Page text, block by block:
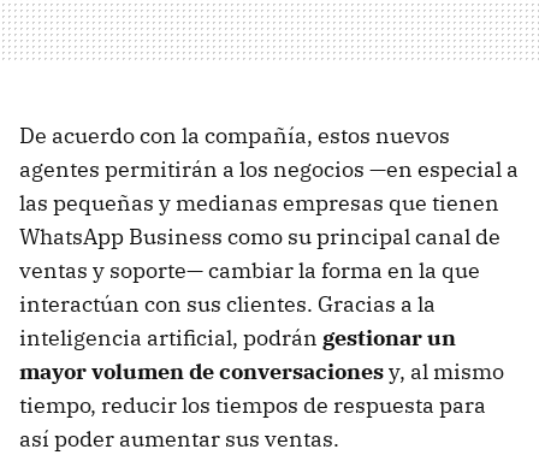
De acuerdo con la compañía, estos nuevos
agentes permitirán a los negocios —en especial a
las pequeñas y medianas empresas que tienen
WhatsApp Business como su principal canal de
ventas y soporte— cambiar la forma en la que
interactúan con sus clientes. Gracias a la
inteligencia artificial, podrán gestionar un
mayor volumen de conversacionesy, al mismo
tiempo, reducir los tiempos de respuesta para
así poder aumentar sus ventas.